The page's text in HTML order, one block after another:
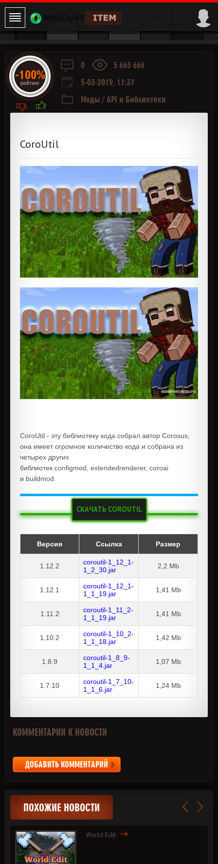
0
5 663 666
5-03-2019, 17:37
Моды / API и Библиотеки
CoroUtil
CoroUtil - эту библиотеку кода собрал автор Corosus,
она имеет огромное количество кода и собрана из
четырех других
библиотек configmod, extendedrenderer, coroai
и buildmod.
СКАЧАТЬ COROUTIL
Версия Ссылка Размер
1.12.2
coroutil-1_12_1-
1_2_30.jar
2,2 Mb
1.12.1
coroutil-1_12_1-
1_1_19.jar
1,41 Mb
1.11.2
coroutil-1_11_2-
1_1_19.jar
1,41 Mb
1.10.2
coroutil-1_10_2-
1_1_18.jar
1,42 Mb
1.8.9
coroutil-1_8_9-
1_1_4.jar
1,07 Mb
1.7.10
coroutil-1_7_10-
1_1_6.jar
1,24 Mb
-100%
рейтинг
КОММЕНТАРИИ К НОВОСТИ
ДОБАВИТЬ КОММЕНТАРИЙ
ПОХОЖИЕ НОВОСТИ
World Edit